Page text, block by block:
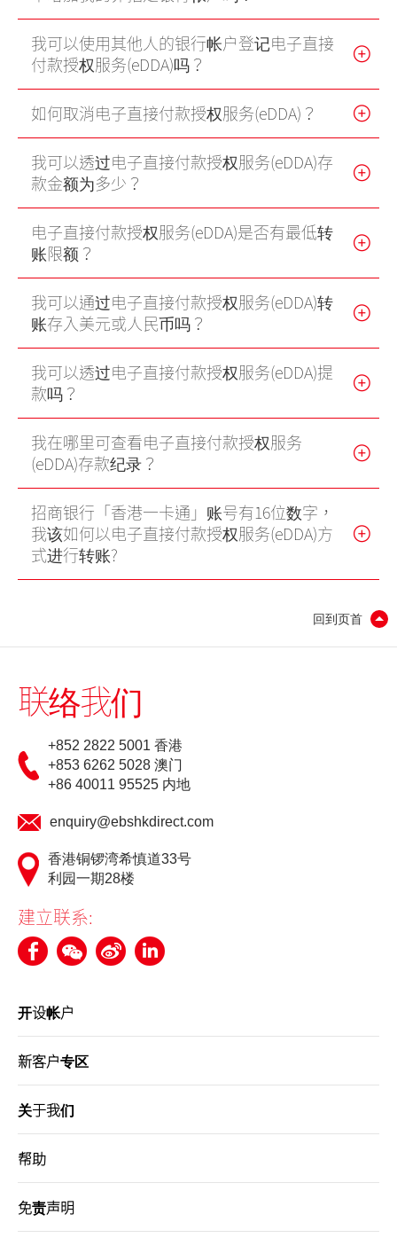
短片教室
港股网上交易平台
期货宝
股票期权宝
流动股票期权交易
双重认证机制（2FA）
衍生产品知识
虚拟资产知识
证券按仓比率查询
更新个人资料
客户同意书 - 香港投资者识别码制度及场外证券交易汇报制度
及首次公开招股结算平台
我可以使用其他人的银行帐户登记电子直接
付款授权服务(eDDA)吗？
如何取消电子直接付款授权服务(eDDA)？
我可以透过电子直接付款授权服务(eDDA)存
款金额为多少？
电子直接付款授权服务(eDDA)是否有最低转
账限额？
我可以通过电子直接付款授权服务(eDDA)转
账存入美元或人民币吗？
我可以透过电子直接付款授权服务(eDDA)提
款吗？
我在哪里可查看电子直接付款授权服务
(eDDA)存款纪录？
招商银行「香港一卡通」账号有16位数字，
我该如何以电子直接付款授权服务(eDDA)方
式进行转账?
回到页首
联络我们
+852 2822 5001 香港
+853 6262 5028 澳门
+86 40011 95525 内地
enquiry@ebshkdirect.com
香港铜锣湾希慎道33号
利园一期28楼
建立联系:
开设帐户
新客户专区
关于我们
帮助
免责声明